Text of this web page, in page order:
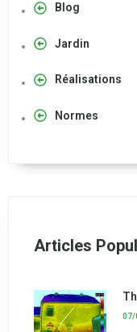
Blog
Jardin
Réalisations
Normes
Articles
07/